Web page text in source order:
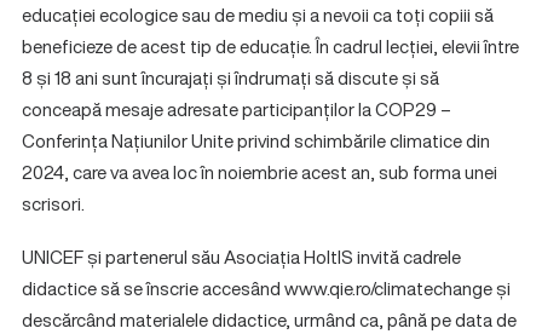
educației ecologice sau de mediu și a nevoii ca toți copiii să
beneficieze de acest tip de educație. În cadrul lecției, elevii între
8 și 18 ani sunt încurajați și îndrumați să discute și să
conceapă mesaje adresate participanților la COP29 –
Conferința Națiunilor Unite privind schimbările climatice din
2024, care va avea loc în noiembrie acest an, sub forma unei
scrisori.
UNICEF și partenerul său Asociația HoltIS invită cadrele
didactice să se înscrie accesând www.qie.ro/climatechange și
descărcând materialele didactice, urmând ca, până pe data de